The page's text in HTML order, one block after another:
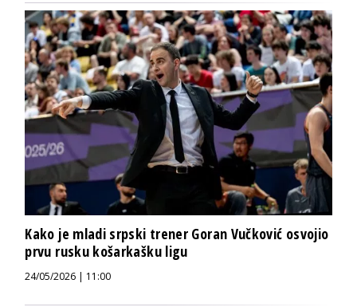
Kako je mladi srpski trener Goran Vučković osvojio
prvu rusku košarkašku ligu
24/05/2026 | 11:00